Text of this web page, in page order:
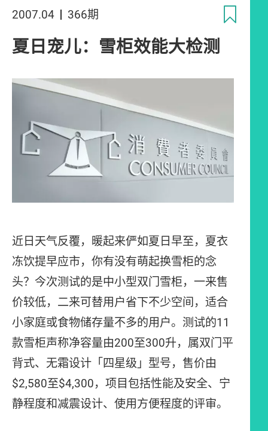
2007.04 366期
夏日宠儿：雪柜效能大检测
近日天气反覆，暖起来俨如夏日早至，夏衣
冻饮提早应市，你有没有萌起换雪柜的念
头？今次测试的是中小型双门雪柜，一来售
价较低，二来可替用户省下不少空间，适合
小家庭或食物储存量不多的用户。测试的11
款雪柜声称净容量由200至300升，属双门平
背式、无霜设计「四星级」型号，售价由
$2,580至$4,300，项目包括性能及安全、宁
静程度和减震设计、使用方便程度的评审。